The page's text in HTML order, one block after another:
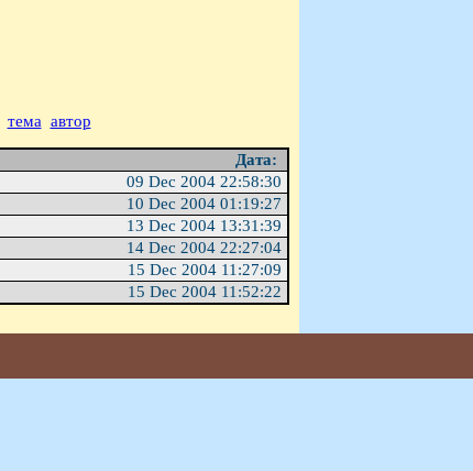
тема автор
Дата:
09 Dec 2004 22:58:30
10 Dec 2004 01:19:27
13 Dec 2004 13:31:39
14 Dec 2004 22:27:04
15 Dec 2004 11:27:09
15 Dec 2004 11:52:22